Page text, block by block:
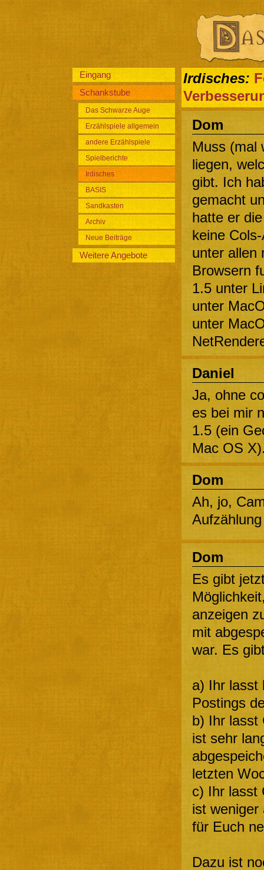
Eingang
Schankstube
Das Schwarze Auge
Erzählspiele allgemein
andere Erzählspiele
Spielberichte
Irdisches
BASIS
Sandkasten
Archiv
Neue Beiträge
Weitere Angebote
Irdisches:
Dom
Muss (mal
liegen,
gibt. Ich
gemacht
hatte er
keine
unter allen
Browsern
1.5 unter
unter
unter
Daniel
Ja, ohne
es bei mir
1.5 (ein
Mac OS
Dom
Ah, jo,
Dom
Es gibt
anzeigen
mit
war. Es
a) Ihr lasst
Postings
b) Ihr lasst
ist sehr
letzten
c) Ihr lasst
ist weniger
für Euch
Dazu ist